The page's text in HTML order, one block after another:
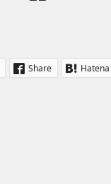
Share Hatena